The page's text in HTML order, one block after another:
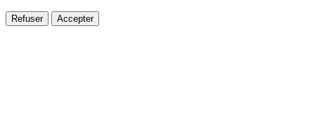
Refuser Accepter